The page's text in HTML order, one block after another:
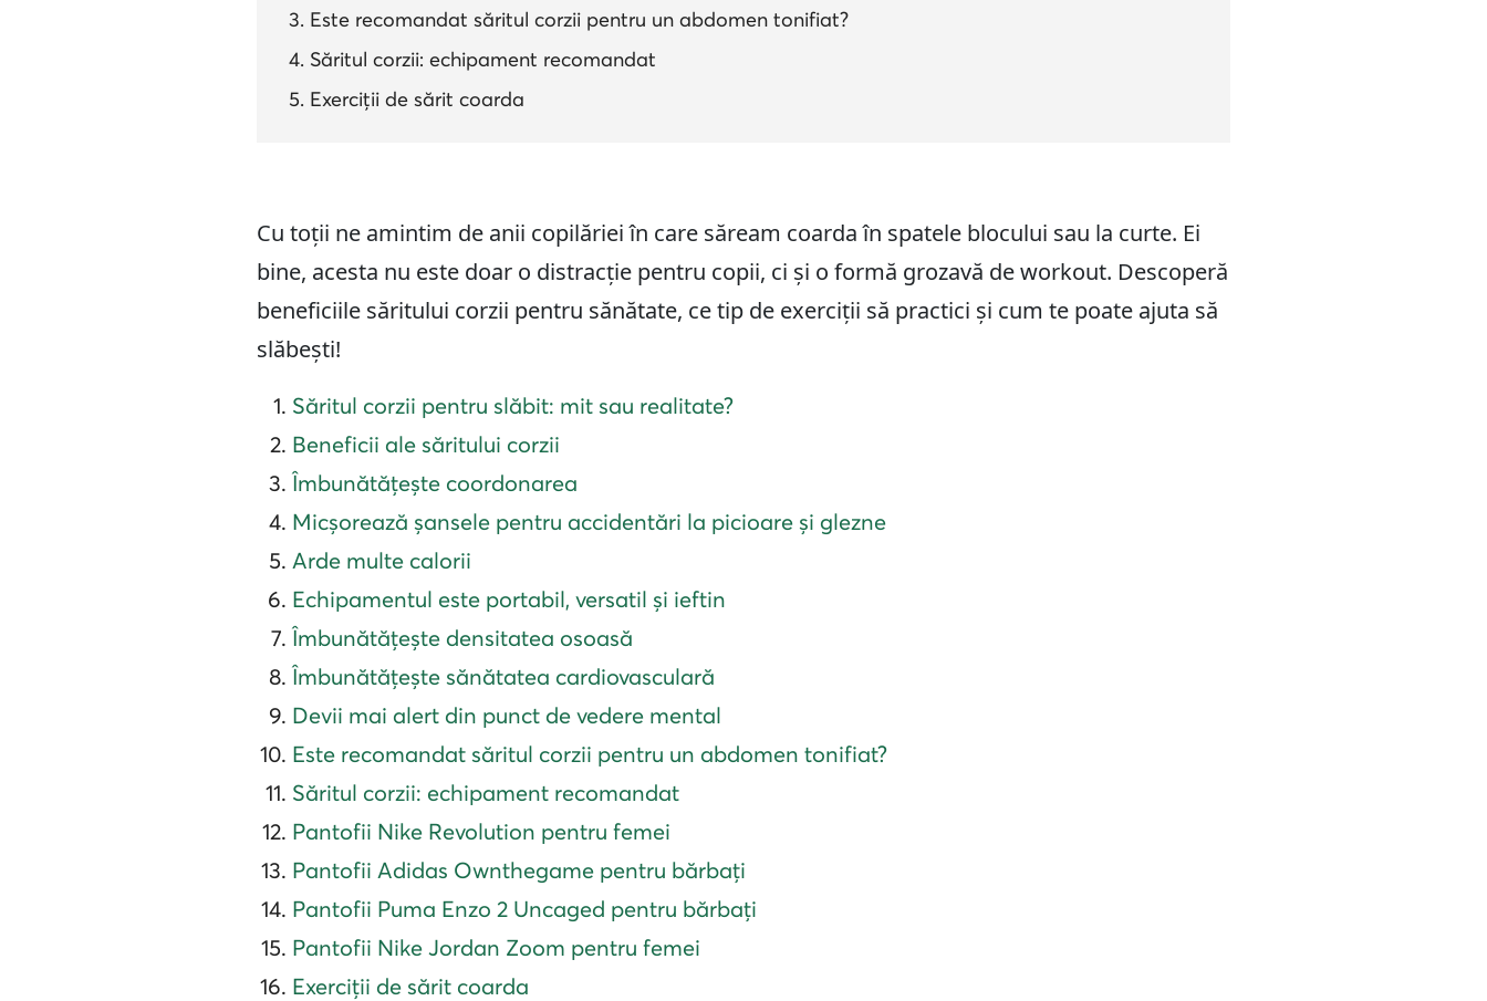
Este recomandat săritul corzii pentru un abdomen tonifiat?
Săritul corzii: echipament recomandat
Exerciții de sărit coarda
Cu toții ne amintim de anii copilăriei în care săream coarda în spatele blocului sau la curte. Ei
bine, acesta nu este doar o distracție pentru copii, ci și o formă grozavă de workout. Descoperă
beneficiile săritului corzii pentru sănătate, ce tip de exerciții să practici și cum te poate ajuta să
slăbești!
Săritul corzii pentru slăbit: mit sau realitate?
Beneficii ale săritului corzii
Îmbunătățește coordonarea
Micșorează șansele pentru accidentări la picioare și glezne
Arde multe calorii
Echipamentul este portabil, versatil și ieftin
Îmbunătățește densitatea osoasă
Îmbunătățește sănătatea cardiovasculară
Devii mai alert din punct de vedere mental
Este recomandat săritul corzii pentru un abdomen tonifiat?
Săritul corzii: echipament recomandat
Pantofii Nike Revolution pentru femei
Pantofii Adidas Ownthegame pentru bărbați
Pantofii Puma Enzo 2 Uncaged pentru bărbați
Pantofii Nike Jordan Zoom pentru femei
Exerciții de sărit coarda